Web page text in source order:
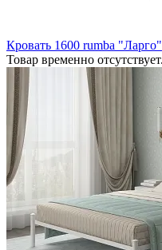
Кровать 1600 rumba
Товар временно